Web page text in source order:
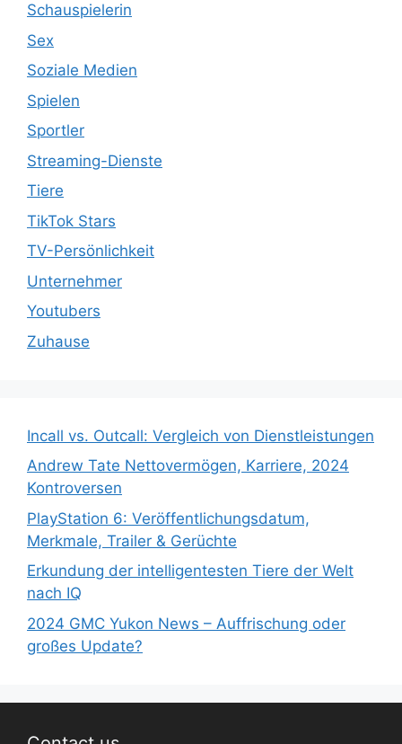
Schauspielerin
Sex
Soziale Medien
Spielen
Sportler
Streaming-Dienste
Tiere
TikTok Stars
TV-Persönlichkeit
Unternehmer
Youtubers
Zuhause
Incall vs. Outcall: Vergleich von Dienstleistungen
Andrew Tate Nettovermögen, Karriere, 2024
Kontroversen
PlayStation 6: Veröffentlichungsdatum,
Merkmale, Trailer & Gerüchte
Erkundung der intelligentesten Tiere der Welt
nach IQ
2024 GMC Yukon News – Auffrischung oder
großes Update?